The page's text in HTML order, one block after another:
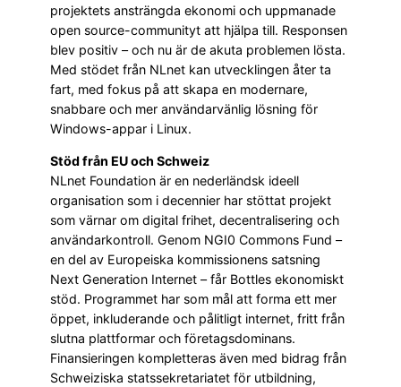
projektets ansträngda ekonomi och uppmanade
open source-communityt att hjälpa till. Responsen
blev positiv – och nu är de akuta problemen lösta.
Med stödet från NLnet kan utvecklingen åter ta
fart, med fokus på att skapa en modernare,
snabbare och mer användarvänlig lösning för
Windows-appar i Linux.
Stöd från EU och Schweiz
NLnet Foundation är en nederländsk ideell
organisation som i decennier har stöttat projekt
som värnar om digital frihet, decentralisering och
användarkontroll. Genom NGI0 Commons Fund –
en del av Europeiska kommissionens satsning
Next Generation Internet – får Bottles ekonomiskt
stöd. Programmet har som mål att forma ett mer
öppet, inkluderande och pålitligt internet, fritt från
slutna plattformar och företagsdominans.
Finansieringen kompletteras även med bidrag från
Schweiziska statssekretariatet för utbildning,